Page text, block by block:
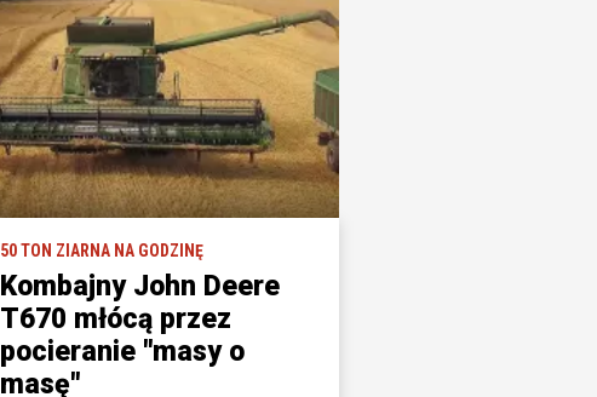
50 TON ZIARNA NA GODZINĘ
Kombajny John Deere
T670 młócą przez
pocieranie "masy o
masę"